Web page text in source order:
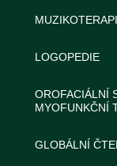
LOGOPEDIE
OROFACIÁLNÍ
MYOFUNKČNÍ
GLOBÁLNÍ